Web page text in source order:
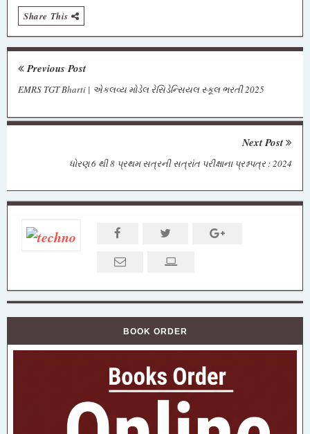
Share This
Previous Post
EMRS TGT Bharti | એકલવ્ય મોડેલ રેસિડેન્સિયલ સ્કૂલ ભરતી 2025
Next Post
ધોરણ 6 થી 8 પ્રથમ સત્રની સત્રાંત પરીક્ષાના પ્રશ્નપત્ર : 2024
BOOK ORDER